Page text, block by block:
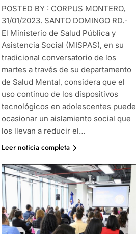
POSTED BY : CORPUS MONTERO,
31/01/2023. SANTO DOMINGO RD.-
El Ministerio de Salud Pública y
Asistencia Social (MISPAS), en su
tradicional conversatorio de los
martes a través de su departamento
de Salud Mental, considera que el
uso continuo de los dispositivos
tecnológicos en adolescentes puede
ocasionar un aislamiento social que
los llevan a reducir el…
Leer noticia completa